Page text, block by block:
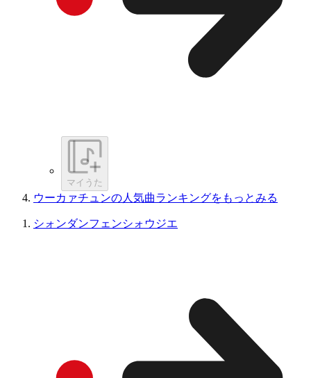
マイうた
ウーカァチュンの人気曲ランキングをもっとみる
シォンダンフェンシォウジエ